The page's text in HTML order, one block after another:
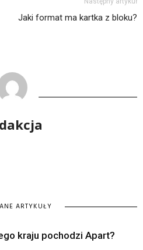
Jaki format ma kartka z bloku?
ARTYKUŁY
kraju pochodzi Apart?